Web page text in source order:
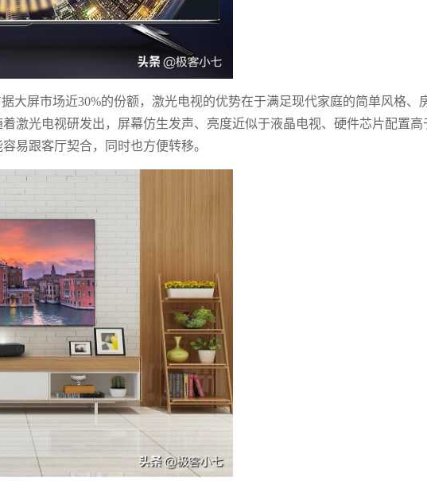
大屏市场近30%的份额，激光电视的优势在于满足现代家庭的简单风格、
激光电视研发出，屏幕仿生发声、亮度近似于液晶电视、硬件芯片配置高
易跟客厅契合，同时也方便转移。